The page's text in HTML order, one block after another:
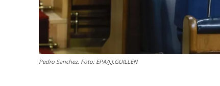
Pedro Sanchez. Foto: EPA/J.J.GUILLEN